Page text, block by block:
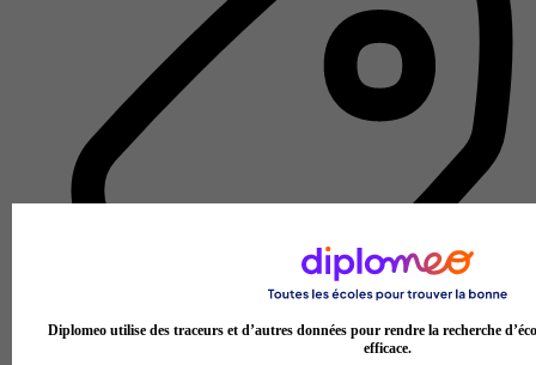
Diplomeo utilise des traceurs et d’autres données pour rendre la recherche
efficace.